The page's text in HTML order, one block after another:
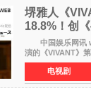
堺雅人《
18.8%！创
TBS周日剧
中国娱乐网讯
演的《VIVANT》
首集收视率高达18
树2》首集22%以
纪录。 考虑到
电视剧